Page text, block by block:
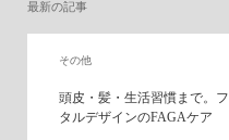
最新の記事
その他
頭皮・髪・生活習慣まで。
タルデザインのFAGAケア